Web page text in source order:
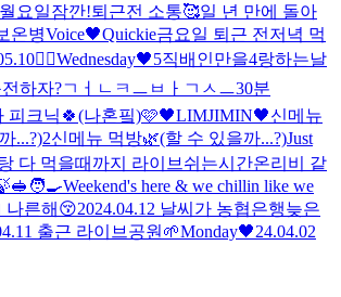
요일잠깐!퇴근전 소통🥰일 년 만에 돌아
온병Voice🖤Quickie금요일 퇴근 전 저녁 먹
🖐🏻Wednesday🖤5직배인만을4랑하는날
하자?ㄱㅓㄴㅋㅡㅂㅏㄱㅅㅡ30분
피크닉🍀(나혼핔)🩷🖤LIMJIMIN🖤신메뉴
...?)2신메뉴 먹방🌿(할 수 있을까...?)Just
다 먹을때까지 라이브 쉬는시간온리비 같
Weekend's here & we chillin like we
나른해😚2024.04.12 날씨가 농협은행늦은
출근 라이브 공원🌱Monday🖤24.04.02